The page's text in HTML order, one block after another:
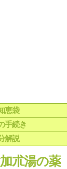
恵袋
手続き
解説
朮湯の薬